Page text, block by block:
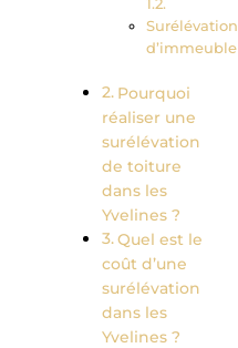
Surélévation
d’immeuble
Pourquoi
réaliser une
surélévation
de toiture
dans les
Yvelines ?
Quel est le
coût d’une
surélévation
dans les
Yvelines ?